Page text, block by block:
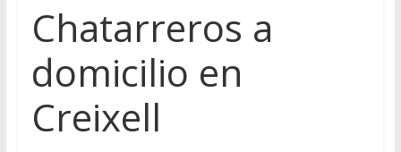
Chatarreros a
domicilio en
Creixell